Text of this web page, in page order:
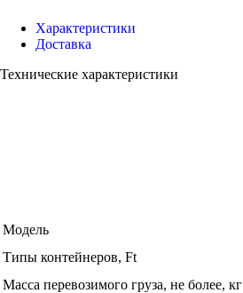
Характеристики
Доставка
Технические характеристики
Модель
Типы контейнеров, Ft
Масса перевозимого груза, не более, кг